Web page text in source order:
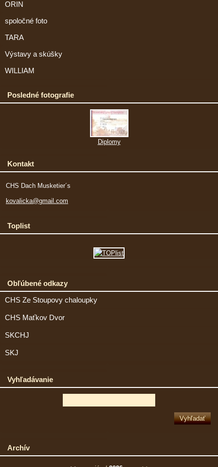
ORIN
spoločné foto
TARA
Výstavy a skúšky
WILLIAM
Posledné fotografie
Diplomy
Kontakt
CHS Dach Musketier´s
kovalicka@gmail.com
Toplist
Obľúbené odkazy
CHS Ze Stoupovy chaloupky
CHS Maťkov Dvor
SKCHJ
SKJ
Vyhľadávanie
Archív